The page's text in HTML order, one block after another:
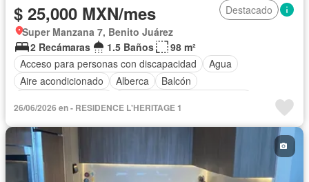
$ 25,000 MXN/mes
Destacado
Super Manzana 7, Benito Juárez
2 Recámaras
1.5 Baños
98 m²
Acceso para personas con discapacidad
Agua
Aire acondicionado
Alberca
Balcón
Cocina integral
Cuarto de servicio
Estacionamiento
Recámara con closet
Permite niños
Sin amueblar
26/06/2026 en - RESIDENCE L'HERITAGE 1